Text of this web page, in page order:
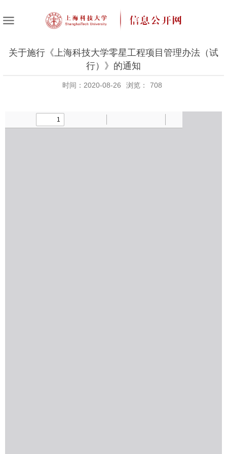
关于施行《上海科技大学零星工程项目管理办法（试
行）》的通知
时间：2020-08-26 浏览： 708